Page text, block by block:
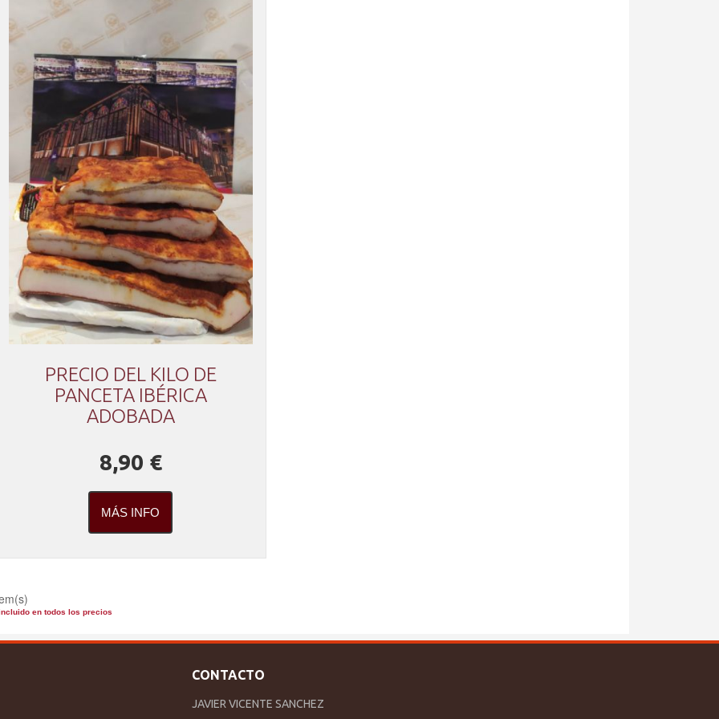
PRECIO DEL KILO DE
PANCETA IBÉRICA
ADOBADA
8,90 €
MÁS INFO
en todos los precios
CONTACTO
JAVIER VICENTE SANCHEZ